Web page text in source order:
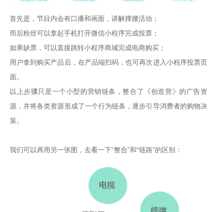
首先是，节目内会有口播和画面，讲解撑腰活动；
而后粉丝可以拿起手机打开微信小程序完成投票；
如果缺票，可以直接跳转小程序商城完成电商购买；
用户拿到购买产品后，在产品端扫码，也可再次进入小程序投票页
面。
以上步骤只是一个小型的营销链条，整合了《创造营》的广告资
源，并将各类资源形成了一个行为链条，逐步引导消费者的购物决
策。
我们可以再用另一张图，去看一下“整合”和“链路”的区别：